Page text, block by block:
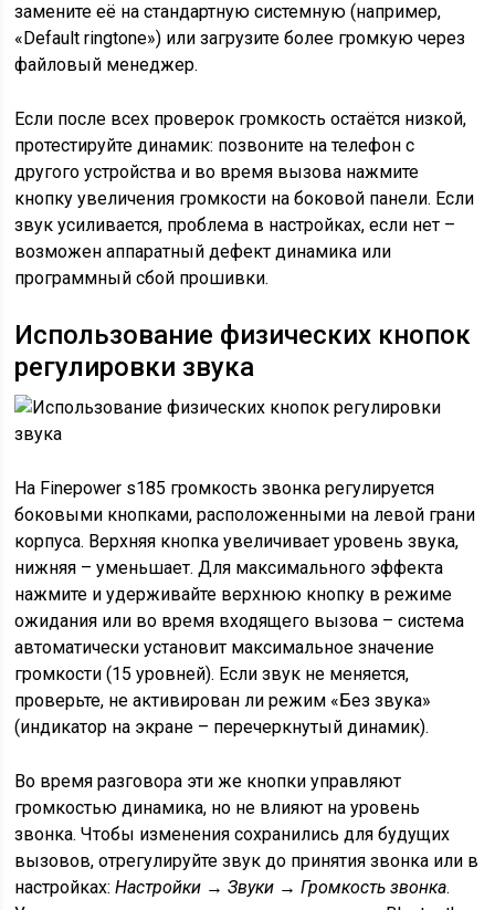
замените её на стандартную системную (например,
«Default ringtone») или загрузите более громкую через
файловый менеджер.
Если после всех проверок громкость остаётся низкой,
протестируйте динамик: позвоните на телефон с
другого устройства и во время вызова нажмите
кнопку увеличения громкости на боковой панели. Если
звук усиливается, проблема в настройках, если нет –
возможен аппаратный дефект динамика или
программный сбой прошивки.
Использование физических кнопок
регулировки звука
На Finepower s185 громкость звонка регулируется
боковыми кнопками, расположенными на левой грани
корпуса. Верхняя кнопка увеличивает уровень звука,
нижняя – уменьшает. Для максимального эффекта
нажмите и удерживайте верхнюю кнопку в режиме
ожидания или во время входящего вызова – система
автоматически установит максимальное значение
громкости (15 уровней). Если звук не меняется,
проверьте, не активирован ли режим «Без звука»
(индикатор на экране – перечеркнутый динамик).
Во время разговора эти же кнопки управляют
громкостью динамика, но не влияют на уровень
звонка. Чтобы изменения сохранились для будущих
вызовов, отрегулируйте звук до принятия звонка или в
настройках:Настройки → Звуки → Громкость звонка.